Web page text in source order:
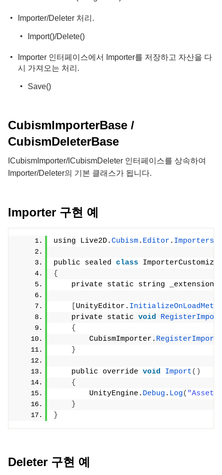
Importer/Deleter 처리.
Import()/Delete()
Importer 인터페이스에서 Importer를 저장하고 자산을 다
시 가져오는 처리.
Save()
CubismImporterBase /
CubismDeleterBase
ICubismImporter/ICubismDeleter 인터페이스를 상속하여
Importer/Deleter의 기본 클래스가 됩니다.
Importer 구현 예
using Live2D.Cubism. Editor . Importers
public sealed class
{
private static string _extension
UnityEditor.
    private static
void
{
        CubismImporter.
}
    public override
void Import()
{
        UnityEngine.
Debug . Log( "Asset
}
}
Deleter 구현 예